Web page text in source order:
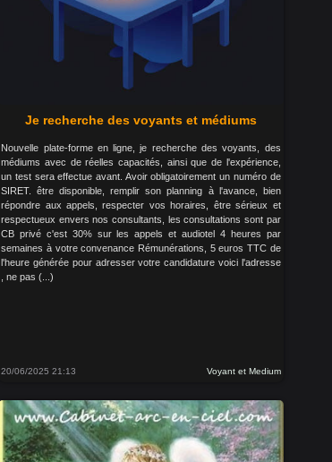
Je recherche des voyants et médiums
Nouvelle plate-forme en ligne, je recherche des voyants, des
médiums avec de réelles capacités, ainsi que de l'expérience,
un test sera effectue avant. Avoir obligatoirement un numéro de
SIRET. être disponible, remplir son planning à l'avance, bien
répondre aux appels, respecter vos horaires, être sérieux et
respectueux envers nos consultants, les consultations sont par
CB privé c'est 30% sur les appels et audiotel 4 heures par
semaines à votre convenance Rémunérations, 5 euros TTC de
l'heure générée pour adresser votre candidature voici l'adresse
, ne pas (...)
20/06/2025 21:13 Voyant et Medium